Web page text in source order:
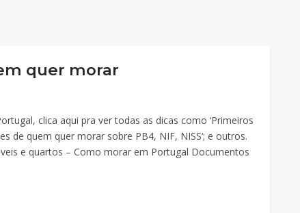
quer morar
clica aqui pra ver todas as dicas como ‘Primeiros
de quem quer morar sobre PB4, NIF, NISS‘; e outros.
e quartos – Como morar em Portugal Documentos